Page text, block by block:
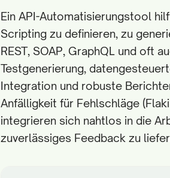
Ein API-Automatisierungstool
Scripting zu definieren, zu
REST, SOAP, GraphQL und oft
Testgenerierung,
Integration und robuste
Anfälligkeit für Fehlschläge
integrieren sich nahtlos in die
zuverlässiges Feedback zu